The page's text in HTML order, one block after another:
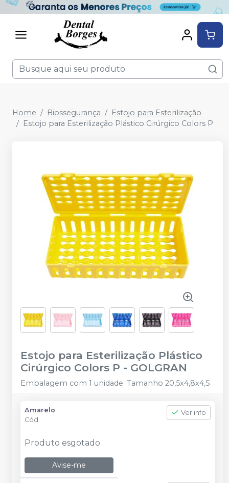
Home Biossegurança
Estojo para Esterilização
Estojo para Esterilização Plástico Cirúrgico Colors P
Estojo para Esterilização Plástico
Cirúrgico Colors P - GOLGRAN
Embalagem com 1 unidade. Tamanho 20,5x4,8x4,5
Amarelo
Cód.
Ver info
Produto esgotado
Avise-me